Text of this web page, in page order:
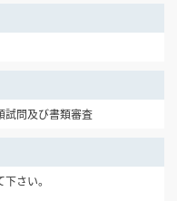
試問及び書類審査
さい。